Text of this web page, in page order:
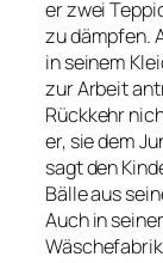
er zwei
zu dämpfen.
in seinem
zur Arbeit
Rückkehr
er, sie dem
sagt den
Bälle aus
Auch in